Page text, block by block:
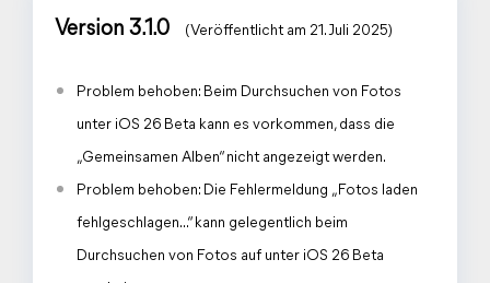
Version 3.1.0 (Veröffentlicht am 21. Juli 2025)
Problem behoben: Beim Durchsuchen von Fotos
unter iOS 26 Beta kann es vorkommen, dass die
„Gemeinsamen Alben“ nicht angezeigt werden.
Problem behoben: Die Fehlermeldung „Fotos laden
fehlgeschlagen...“ kann gelegentlich beim
Durchsuchen von Fotos auf unter iOS 26 Beta